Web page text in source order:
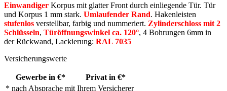
Einwandiger Korpus mit glatter Front durch einliegende Tür. Tür
und Korpus 1 mm stark. Umlaufender Rand. Hakenleisten
stufenlos verstellbar, farbig und nummeriert. Zylinderschloss mit 2
Schlüsseln, Türöffnungswinkel ca. 120°, 4 Bohrungen 6mm in
der Rückwand, Lackierung: RAL 7035
Versicherungswerte
Gewerbe in €*
Privat in €*
* nach Absprache mit Ihrem Versicherer